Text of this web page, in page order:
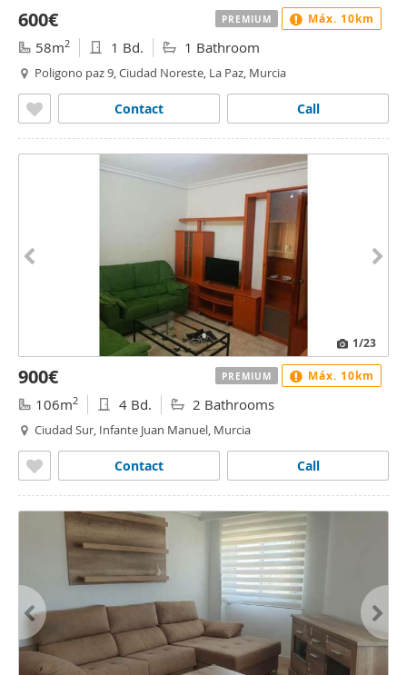
600€
58m2 1 Bd. 1 Bathroom
Poligono paz 9, Ciudad Noreste, La Paz, Murcia
Call
Contact
PREMIUM Máx. 10km
1/23
900€
106m2 4 Bd. 2 Bathrooms
Ciudad Sur, Infante Juan Manuel, Murcia
Call
Contact
PREMIUM Máx. 10km